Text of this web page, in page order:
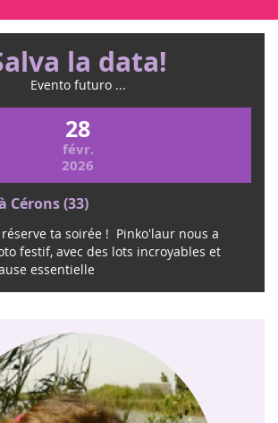
la data!
Evento futuro ...
28
févr.
2026
Cérons (33)
réserve ta soirée ! Pinko'laur nous a
festif, avec des lots incroyables et
essentielle